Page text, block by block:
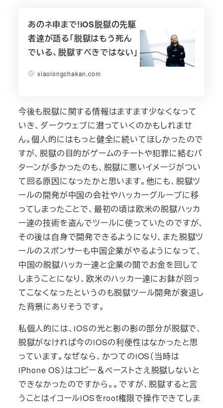
あのネ申まで!iOS脱獄の先駆
者達が語る「脱獄はもう死ん
でいる、脱獄すべきではない」
xiaolongchakan.com
今後も脱獄に関する情報はますます少なくなって
いき、ダークウェブに潜っていくのかもしれませ
ん。個人的にはもっと健全に続いてほしかったので
すが、脱獄の目的がゲームのチートや犯罪に絡むパ
ターンが多かったのも、脱獄に悪いイメージがつい
て回る原因になったかと思います。他にも、脱獄ツ
ールの開発が中国の会社やハッカーグループに移
ってしまったことで、最初の頃は欧米の脱獄ハッカ
ー達の技術を盗んでツールに使っていたのですが、
その後は自身で開発できるようになり、また脱獄ツ
ールのスポンサーも中国企業がやるようになって、
中国の脱獄ハッカー達と企業の間でお金を回して
しまうことになり、欧米のハッカー達にお鉢が回っ
てこなくなったというのも脱獄ツール開発が衰退し
た背景にありそうです。
私個人的には、iOSの光と影の影の部分が脱獄で、
脱獄がなければ今のiOSの利便性はなかったと思
っています。なぜなら、かつてのiOS（当時は
iPhone OS）はコピー＆ペーストさえ脱獄しないと
できなかったのですから。。ですが、脱獄すると言
うことはイコールiOSをroot権限で操作できてしま